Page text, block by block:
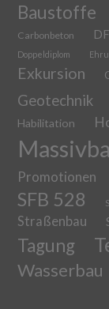
Baustoffe
Carbonbeton
Doppeldiplom
Exkursion
Geotechnik
Habilitation
Promotionen
SFB 528
Straßenbau
Tagung
Wasserbau